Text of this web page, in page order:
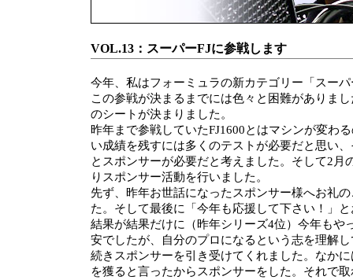
VOL.13：スーパーFJに参戦します
今年、私はフォーミュラの新カテゴリー「スー
この参戦が決まるまでには色々と困難がありま
のシートが決まりました。
昨年まで参戦していたFJ1600とはマシンが変わ
い成績を残すには多くのテストが必要だと思い
とスポンサーが必要だと考えました。そして2月
りスポンサー活動を行いました。
先ず、昨年お世話になったスポンサー様へお礼
た。そして最後に「今年も応援して下さい！」
結果が結果だけに（昨年シリーズ4位）今年もや
安でしたが、自分のプロになるという志を理解
続きスポンサーを引き受けてくれました。なか
を獲ると言ったからスポンサーをした。それで